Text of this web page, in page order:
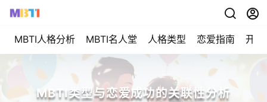
MBTI人格分析 MBTI名人堂 人格类型 恋爱指南 开始
MBTI类型与恋爱成功的关联性分析